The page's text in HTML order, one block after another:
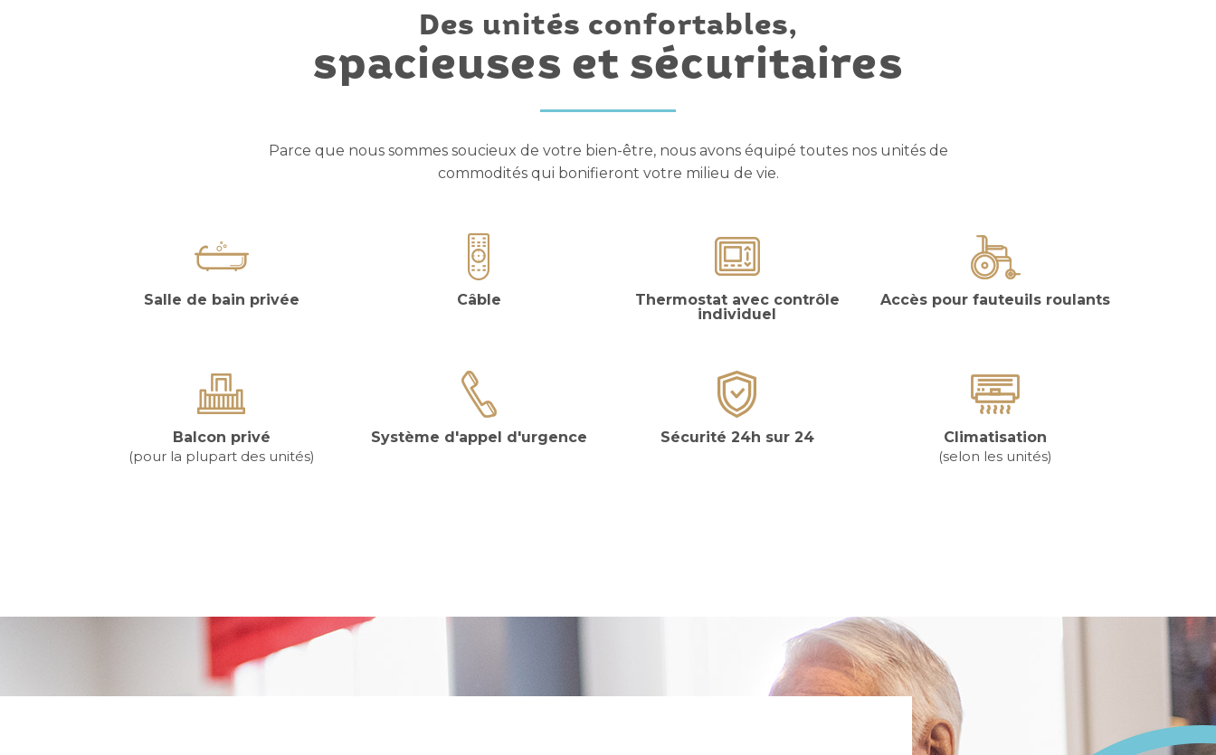
Des unités confortables,
spacieuses et sécuritaires
Parce que nous sommes soucieux de votre bien-être, nous avons équipé toutes nos unités de
commodités qui bonifieront votre milieu de vie.
Salle de bain privée Câble
Thermostat avec contrôle
individuel
Accès pour fauteuils roulants
Balcon privé
(pour la plupart des unités)
Système d'appel d'urgence Sécurité 24h sur 24
Climatisation
(selon les unités)